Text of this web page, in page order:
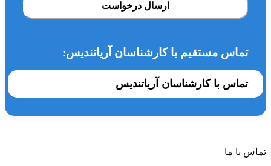
ارسال درخواست
تماس مستقیم با کارشناسان آریاتندیس:
تماس با کارشناسان آریاتندیس
تماس با ما